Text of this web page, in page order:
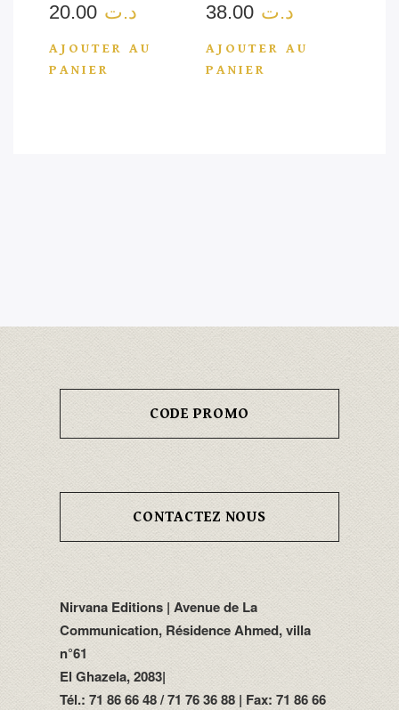
د.ت
AJOUTER AU
PANIER
د.ت 38.00
AJOUTER AU
PANIER
CODE PROMO
CONTACTEZ NOUS
Nirvana Editions | Avenue de La
Communication, Résidence Ahmed, villa
n°61
El Ghazela, 2083|
Tél.: 71 86 66 48 / 71 76 36 88 | Fax: 71 86 66